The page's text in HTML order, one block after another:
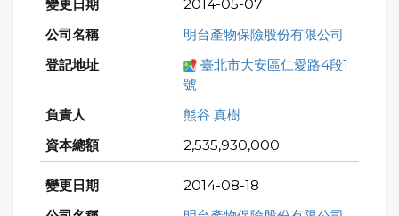
2014-05-07
明台產物保險股份有限公司
臺北市大安區仁愛路4段1
號
熊谷 真樹
2,535,930,000
2014-08-18